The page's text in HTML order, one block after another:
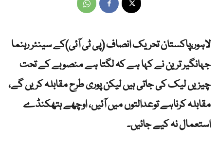
لاہور،پاکستان تحریک انصاف (پی ٹی آئی)کے سینئر رہنما
جہانگیر ترین نے کہا ہے کہ لگتا ہے منصوبے کے تحت
چیزیں لیک کی جاتی ہیں لیکن پوری طرح مقابلہ کریں گے،
مقابلہ کرناہے توعدالتوں میں آئیں، اوچھے ہتھکنڈے
استعمال نہ کیے جائیں۔